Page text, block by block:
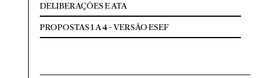
DELIBERAÇÕES E ATA
PROPOSTAS 1 A 4 - VERSÃO ESEF